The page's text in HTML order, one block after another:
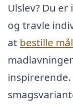
Ulslev? Du
og travle
at bestille